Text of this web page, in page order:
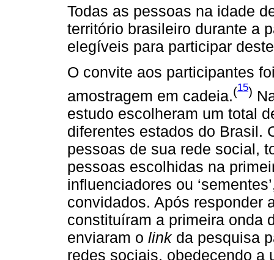
Todas as pessoas na idade
território brasileiro durante a
elegíveis para participar
O convite aos participantes
amostragem em cadeia.(15)
estudo escolheram um total
diferentes estados do Brasil.
pessoas de sua rede social,
pessoas escolhidas na
influenciadores ou
convidados. Após responder
constituíram a primeira onda
enviaram o linkda pesquisa
redes sociais, obedecendo a